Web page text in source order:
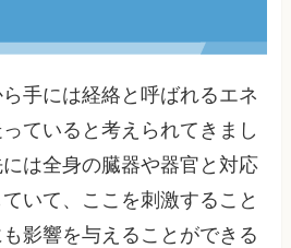
手には経絡と呼ばれるエネ
ていると考えられてきまし
は全身の臓器や器官と対応
いて、ここを刺激すること
影響を与えることができる